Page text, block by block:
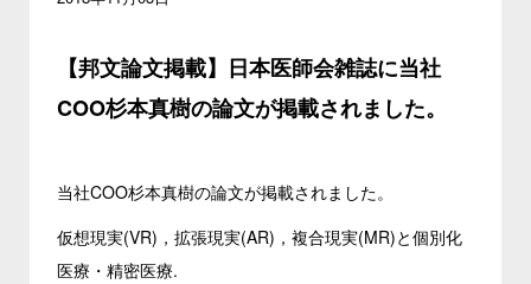
【邦文論文掲載】日本医師会雑誌に当社
COO杉本真樹の論文が掲載されました。
当社COO杉本真樹の論文が掲載されました。
仮想現実(VR)，拡張現実(AR)，複合現実(MR)と個別化
医療・精密医療.